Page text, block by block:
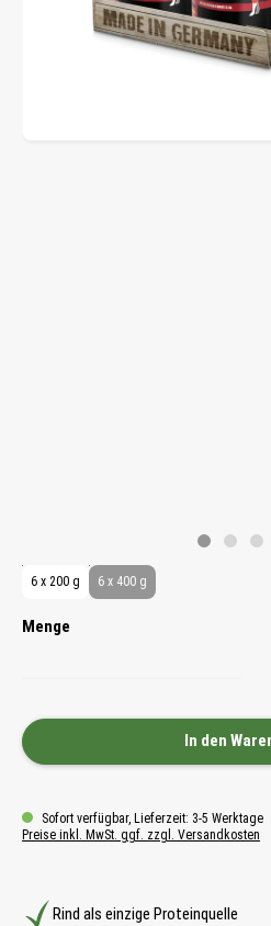
Rind als einzige Proteinquelle
6 x 200 g 6 x 400 g
Menge
In den
Sofort verfügbar, Lieferzeit: 3-5 Werktage
Preise inkl. MwSt. ggf. zzgl. Versandkosten